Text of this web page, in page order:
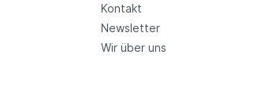
Kontakt
Newsletter
Wir über uns